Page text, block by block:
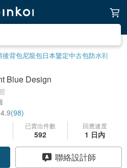
後背包尼龍包日本鑒定中古包防水鞋
Blue Design
4.9(98)
已賣出件數
592
回應速度
1 日內
聯絡設計師